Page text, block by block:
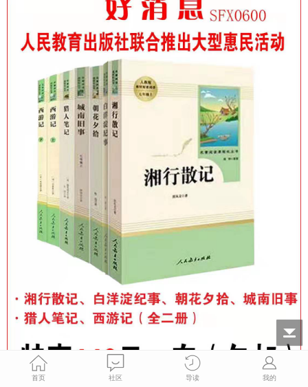
首页 社区 导读 我的